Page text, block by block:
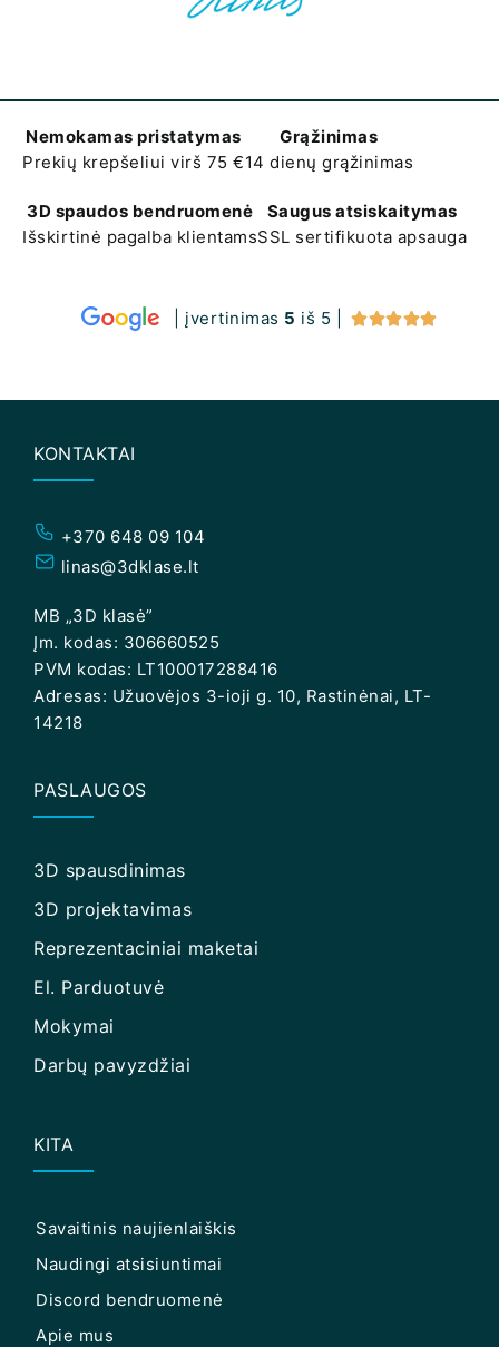
Nemokamas pristatymas
Prekių krepšeliui virš 75 €
Grąžinimas
14 dienų grąžinimas
3D spaudos bendruomenė
Išskirtinė pagalba klientams
Saugus atsiskaitymas
SSL sertifikuota apsauga
| įvertinimas 5 iš 5 | 
KONTAKTAI
+370 648 09 104
linas@3dklase.lt
MB „3D klasė”
Įm. kodas: 306660525
PVM kodas: LT100017288416
Adresas: Užuovėjos 3-ioji g. 10, Rastinėnai, LT-
14218
PASLAUGOS
3D spausdinimas
3D projektavimas
Reprezentaciniai maketai
El. Parduotuvė
Mokymai
Darbų pavyzdžiai
KITA
Savaitinis naujienlaiškis
Naudingi atsisiuntimai
Discord bendruomenė
Apie mus